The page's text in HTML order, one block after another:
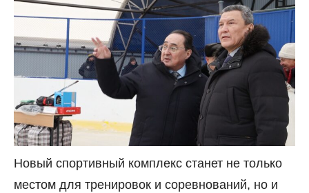
Новый спортивный комплекс станет не только
местом для тренировок и соревнований, но и